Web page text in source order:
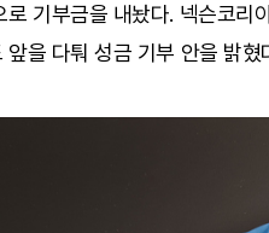
로 기부금을 내놨다. 넥슨코리
앞을 다퉈 성금 기부 안을 밝혔